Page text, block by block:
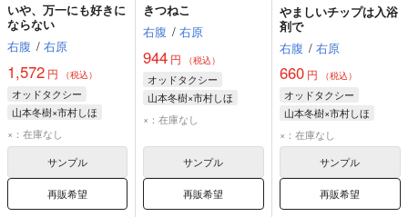
いや、万一にも好きに
ならない
右腹 / 右原
1,572 円 （税込）
オッドタクシー
山本冬樹×市村しほ
山本冬樹
×：在庫なし
サンプル
再販希望
きつねこ
右腹 / 右原
944 円 （税込）
オッドタクシー
山本冬樹×市村しほ
山本冬樹
×：在庫なし
サンプル
再販希望
やましいチップは入浴
剤で
右腹 / 右原
660円 （税込）
オッドタクシー
山本冬樹×市村しほ
山本冬樹
×：在庫なし
サンプル
再販希望